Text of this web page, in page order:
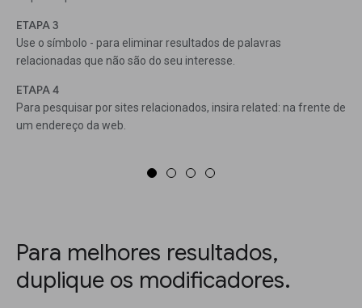
ETAPA 3
Use o símbolo - para eliminar resultados de palavras
relacionadas que não são do seu interesse.
ETAPA 4
Para pesquisar por sites relacionados, insira related: na frente de
um endereço da web.
Para melhores resultados,
duplique os modificadores.